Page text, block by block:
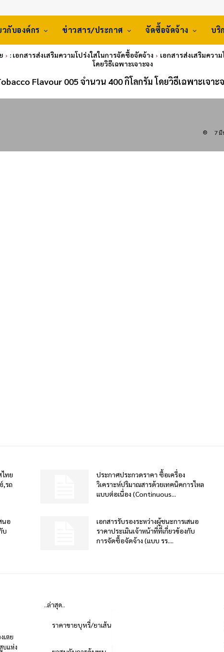
วกับองค์กร ข่าวสาร/ประกาศ จัดซื้อจัดจ้าง บริ
: เอกสารส่งเสริมความโปร่งใสในการจัดซื้อจัดจ้าง
เอกสารส่งเสริมควา
โดยวิธีเฉพาะเจาะจง
Flavour 005 จำนวน 400 กิโลกรัม โดยวิธีเฉพาะเจาะ
7 มี
ทย
,รถ
ประกาศประกวดราคา ซื้อเครื่อง
วิเคราะห์ปริมาณสารด้วยเทคนิคการไหล
แบบต่อเนื่อง (Continuous...
นอ
บ
เอกสารรับรองระหว่างผู้ชนะการเสนอ
ราคาประเมินเจ้าหน้าที่ที่เกี่ยวข้องกับ
การจัดซื้อจัดจ้าง (แบบ รร....
เตย
บแห่ง
..ล่าสุด..
ราคาขายบุหรี่/ยาเส้น